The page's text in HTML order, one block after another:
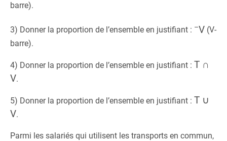
barre).
3) Donner la proportion de l’ensemble en justifiant : –V (V-
barre).
4) Donner la proportion de l’ensemble en justifiant : T ∩
V.
5) Donner la proportion de l’ensemble en justifiant : T ∪
V.
Parmi les salariés qui utilisent les transports en commun,